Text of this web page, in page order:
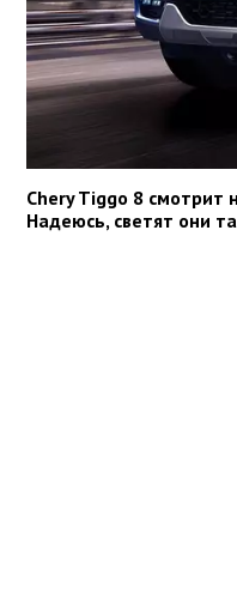
Chery Tiggo 8 смотрит
Надеюсь, светят они